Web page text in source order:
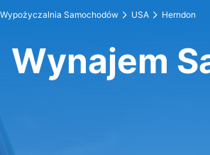
Wypożyczalnia Samochodów USA Herndon
Wynajem